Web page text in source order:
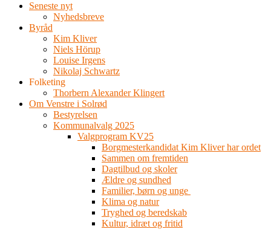
Seneste nyt
Nyhedsbreve
Byråd
Kim Kliver
Niels Hörup
Louise Irgens
Nikolaj Schwartz
Folketing
Thorbern Alexander Klingert
Om Venstre i Solrød
Bestyrelsen
Kommunalvalg 2025
Valgprogram KV25
Borgmesterkandidat Kim Kliver har ordet
Sammen om fremtiden
Dagtilbud og skoler
Ældre og sundhed
Familier, børn og unge
Klima og natur
Tryghed og beredskab
Kultur, idræt og fritid